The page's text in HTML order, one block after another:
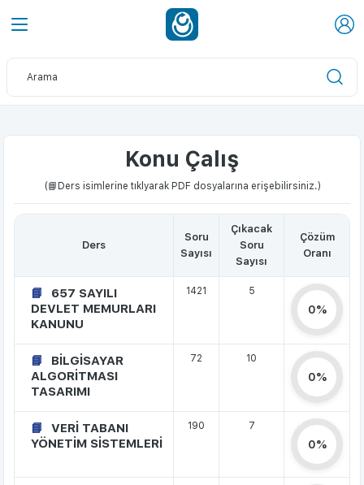
Konu Çalış
(📘Ders isimlerine tıklyarak PDF dosyalarına erişebilirsiniz.)
Ders
Soru
Sayısı
Çıkacak
Soru
Sayısı
Çözüm
Oranı
657 SAYILI
DEVLET MEMURLARI
KANUNU
1421 5
0%
BİLGİSAYAR
ALGORİTMASI
TASARIMI
72 10
0%
VERİ TABANI
YÖNETİM SİSTEMLERİ
190 7
0%